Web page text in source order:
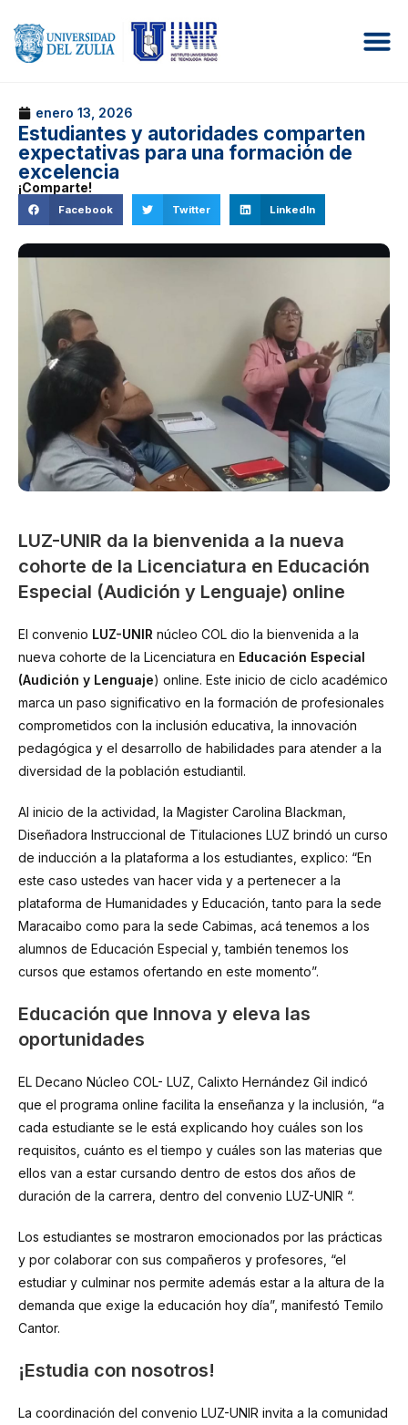
enero 13, 2026
Estudiantes y autoridades comparten
expectativas para una formación de
excelencia
¡Comparte!
Facebook Twitter LinkedIn
LUZ-UNIR da la bienvenida a la nueva
cohorte de la Licenciatura en Educación
Especial (Audición y Lenguaje) online
El convenio LUZ-UNIR núcleo COL dio la bienvenida a la
nueva cohorte de la Licenciatura en Educación Especial
(Audición y Lenguaje) online. Este inicio de ciclo académico
marca un paso significativo en la formación de profesionales
comprometidos con la inclusión educativa, la innovación
pedagógica y el desarrollo de habilidades para atender a la
diversidad de la población estudiantil.
Al inicio de la actividad, la Magister Carolina Blackman,
Diseñadora Instruccional de Titulaciones LUZ brindó un curso
de inducción a la plataforma a los estudiantes, explico: “En
este caso ustedes van hacer vida y a pertenecer a la
plataforma de Humanidades y Educación, tanto para la sede
Maracaibo como para la sede Cabimas, acá tenemos a los
alumnos de Educación Especial y, también tenemos los
cursos que estamos ofertando en este momento”.
Educación que Innova y eleva las
oportunidades
EL Decano Núcleo COL- LUZ, Calixto Hernández Gil indicó
que el programa online facilita la enseñanza y la inclusión, “a
cada estudiante se le está explicando hoy cuáles son los
requisitos, cuánto es el tiempo y cuáles son las materias que
ellos van a estar cursando dentro de estos dos años de
duración de la carrera, dentro del convenio LUZ-UNIR “.
Los estudiantes se mostraron emocionados por las prácticas
y por colaborar con sus compañeros y profesores, “el
estudiar y culminar nos permite además estar a la altura de la
demanda que exige la educación hoy día”, manifestó Temilo
Cantor.
¡Estudia con nosotros!
La coordinación del convenio LUZ-UNIR invita a la comunidad